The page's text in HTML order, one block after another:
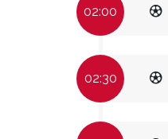
02:00
02:30